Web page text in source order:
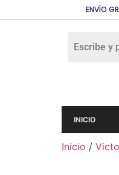
ENVÍO
INICIO
Inicio /